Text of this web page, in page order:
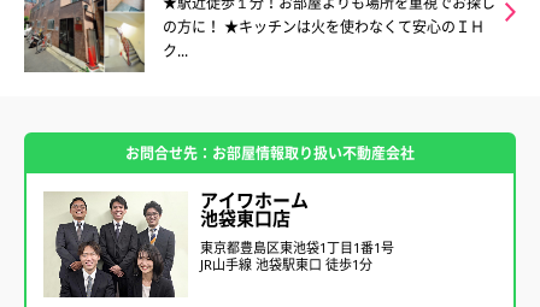
の方に！ ★キッチンは火を使わなくて安心のＩＨ
ク...
お問合せ先：お部屋情報取り扱い不動産会社
アイワホーム
池袋東口店
東京都豊島区東池袋1丁目1番1号
JR山手線 池袋駅東口 徒歩1分